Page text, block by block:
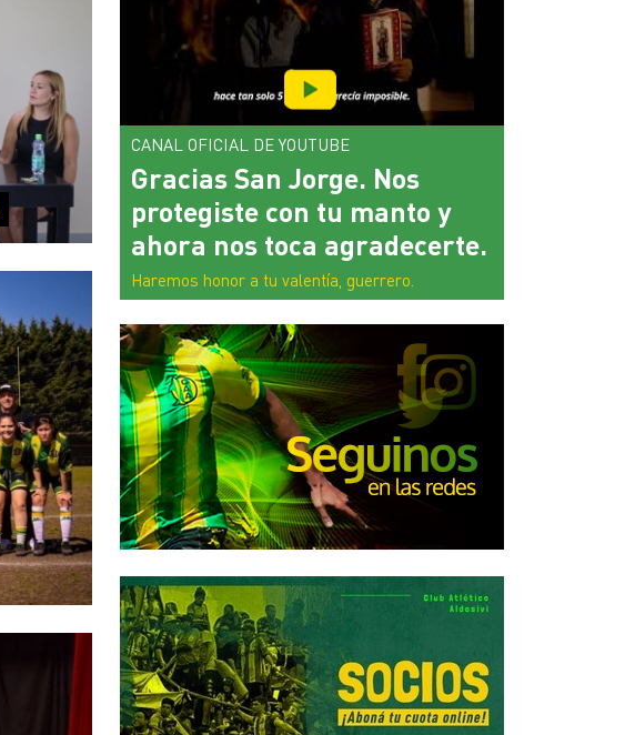
CANAL OFICIAL DE YOUTUBE
Gracias San Jorge. Nos
protegiste con tu manto y
ahora nos toca agradecerte.
Haremos honor a tu valentía, guerrero.